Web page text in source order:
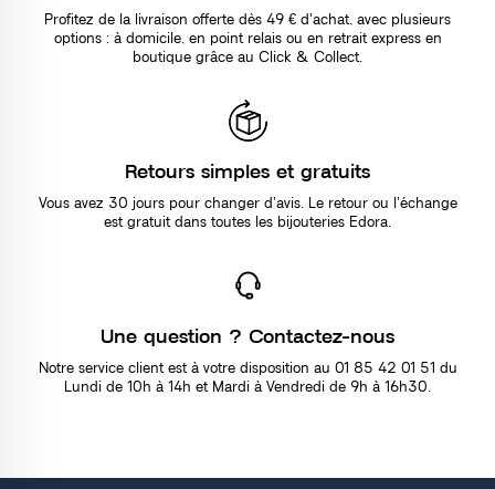
Profitez de la livraison offerte dès 49 € d’achat, avec plusieurs
options : à domicile, en point relais ou en retrait express en
boutique grâce au Click & Collect.
Retours simples et gratuits
Vous avez 30 jours pour changer d’avis. Le retour ou l’échange
est gratuit dans toutes les bijouteries Edora.
Une question ? Contactez-nous
Notre service client est à votre disposition au 01 85 42 01 51 du
Lundi de 10h à 14h et Mardi à Vendredi de 9h à 16h30.